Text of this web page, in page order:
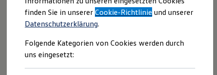
Gewerbliche Personenbeförderung
Service & mobile Werkstätten
Kurier, Logistik & Handel
Kühlfahrzeuge
Feuerwehr
ONE Business ID Vorteile
finden Sie in unsererCookie-Richtlinie und unserer
Datenschutzerklärung.
Folgende Kategorien von Cookies werden durch
uns eingesetzt: